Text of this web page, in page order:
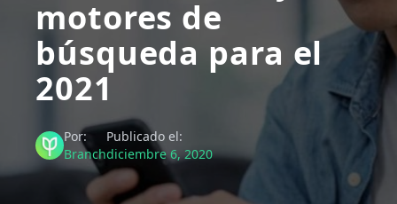
motores de
búsqueda para el
2021
Por:
Branch
Publicado el:
diciembre 6, 2020